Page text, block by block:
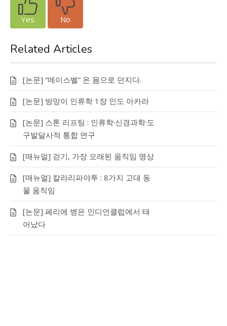
Yes No
Related Articles
[논문] “메이스벨” 온 몸으로 던지다.
[논문] 방망이 인류학 1장 인도 아카라
[논문] 스톤 리프팅 : 인류학·신경과학·도
구발달사적 통합 연구
[매뉴얼] 걷기, 가장 오래된 움직임 명상
[매뉴얼] 칼라리파야투 : 8가지 고대 동
물 움직임
[논문] 페리에 병은 인디언클럽에서 태
어났다